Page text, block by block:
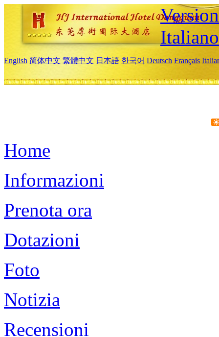
Italiano
English 简体中文 繁體中文 日本語 한국어 Deutsch Français
Home
Informazioni
Prenota ora
Dotazioni
Foto
Notizia
Recensioni